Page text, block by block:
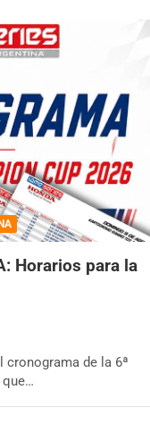
Horarios para la
cronograma de la 6ª
que…